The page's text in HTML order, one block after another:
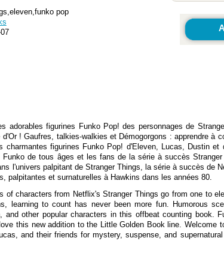
pop
figurines Funko Pop! des personnages de
! Gaufres, talkies-walkies et Démogorgons : apprendre à
figurines Funko Pop! d'Eleven, Lucas, Dustin et
de tous âges et les fans de la série à succès
l'univers palpitant de Stranger Things, la série à succès de
et surnaturelles à Hawkins dans les années 80.
characters from Netflix's Stranger Things go from one to
learning to count has never been more fun. Humorous
other popular characters in this offbeat counting book.
this new addition to the Little Golden Book line. Welcome
and their friends for mystery, suspense, and